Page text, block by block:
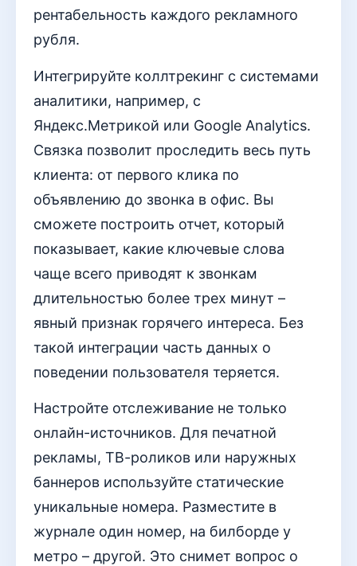
рентабельность каждого рекламного
рубля.
Интегрируйте коллтрекинг с системами
аналитики, например, с
Яндекс.Метрикой или Google Analytics.
Связка позволит проследить весь путь
клиента: от первого клика по
объявлению до звонка в офис. Вы
сможете построить отчет, который
показывает, какие ключевые слова
чаще всего приводят к звонкам
длительностью более трех минут –
явный признак горячего интереса. Без
такой интеграции часть данных о
поведении пользователя теряется.
Настройте отслеживание не только
онлайн-источников. Для печатной
рекламы, ТВ-роликов или наружных
баннеров используйте статические
уникальные номера. Разместите в
журнале один номер, на билборде у
метро – другой. Это снимет вопрос о